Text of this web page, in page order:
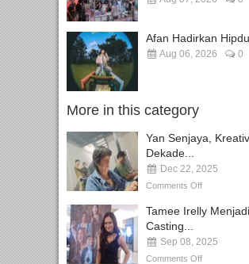
Afan Hadirkan
Aug 06, 2026 0
More in this category
Yan Senjaya,
Dekade...
Dec 22, 2025
Comments Off
Tamee Irelly
Casting...
Sep 08, 2025
Comments Off